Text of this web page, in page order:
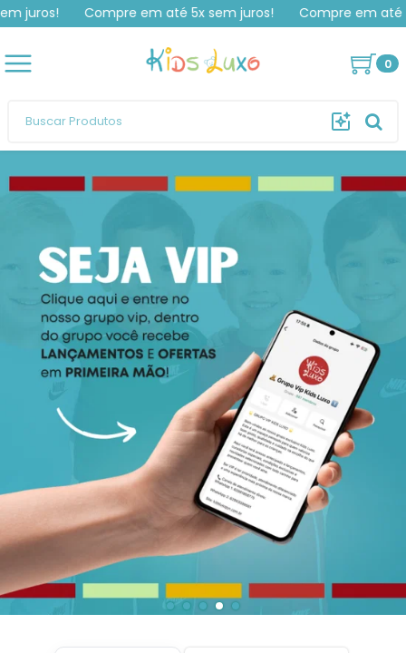
juros! Compre em até 5x sem juros! Compre em até
0
KETELYNcomprouCamiseta Gola O Boss.